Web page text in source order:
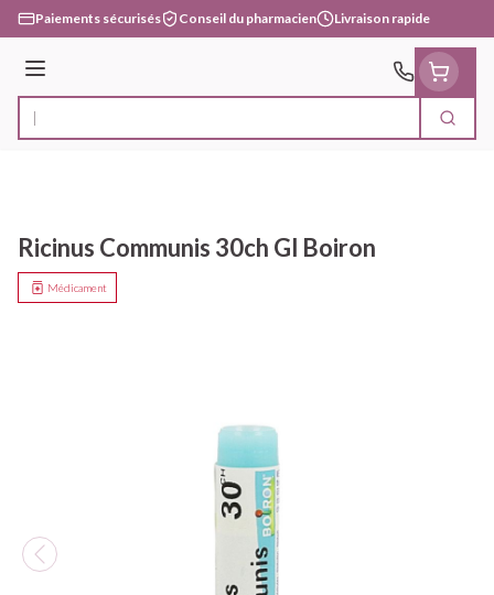
Aller au contenu
Paiements sécurisés Conseil du pharmacien Livraison rapide
Menu
Rechercher
Ricinus Communis 30ch Gl Boiron
Médicament